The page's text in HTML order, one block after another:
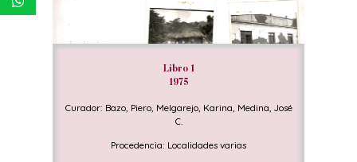
Libro 1
1975
Curador: Bazo, Piero, Melgarejo, Karina, Medina, José
C.
Procedencia: Localidades varias